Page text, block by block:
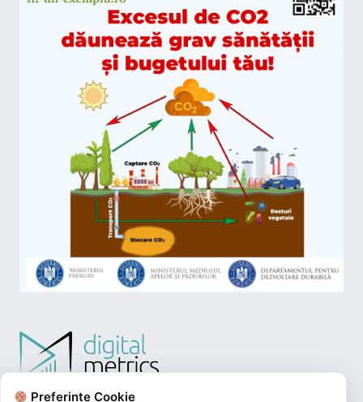
Preferințe Cookie